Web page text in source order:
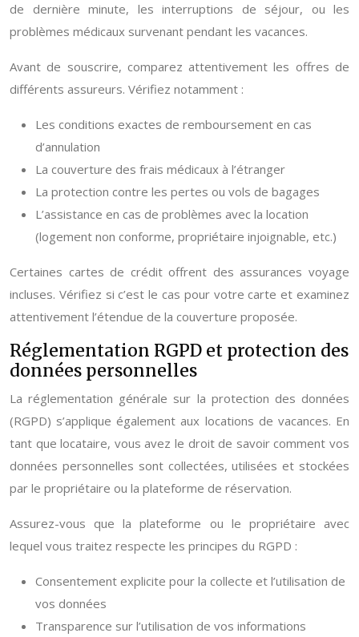
de dernière minute, les interruptions de séjour, ou les
problèmes médicaux survenant pendant les vacances.
Avant de souscrire, comparez attentivement les offres de
différents assureurs. Vérifiez notamment :
Les conditions exactes de remboursement en cas
d’annulation
La couverture des frais médicaux à l’étranger
La protection contre les pertes ou vols de bagages
L’assistance en cas de problèmes avec la location
(logement non conforme, propriétaire injoignable, etc.)
Certaines cartes de crédit offrent des assurances voyage
incluses. Vérifiez si c’est le cas pour votre carte et examinez
attentivement l’étendue de la couverture proposée.
Réglementation RGPD et protection des
données personnelles
La réglementation générale sur la protection des données
(RGPD) s’applique également aux locations de vacances. En
tant que locataire, vous avez le droit de savoir comment vos
données personnelles sont collectées, utilisées et stockées
par le propriétaire ou la plateforme de réservation.
Assurez-vous que la plateforme ou le propriétaire avec
lequel vous traitez respecte les principes du RGPD :
Consentement explicite pour la collecte et l’utilisation de
vos données
Transparence sur l’utilisation de vos informations